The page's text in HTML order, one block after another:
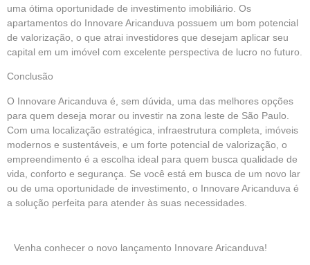
uma ótima oportunidade de investimento imobiliário. Os
apartamentos do Innovare Aricanduva possuem um bom potencial
de valorização, o que atrai investidores que desejam aplicar seu
capital em um imóvel com excelente perspectiva de lucro no futuro.
Conclusão
O Innovare Aricanduva é, sem dúvida, uma das melhores opções
para quem deseja morar ou investir na zona leste de São Paulo.
Com uma localização estratégica, infraestrutura completa, imóveis
modernos e sustentáveis, e um forte potencial de valorização, o
empreendimento é a escolha ideal para quem busca qualidade de
vida, conforto e segurança. Se você está em busca de um novo lar
ou de uma oportunidade de investimento, o Innovare Aricanduva é
a solução perfeita para atender às suas necessidades.
Venha conhecer o novo lançamento Innovare Aricanduva!